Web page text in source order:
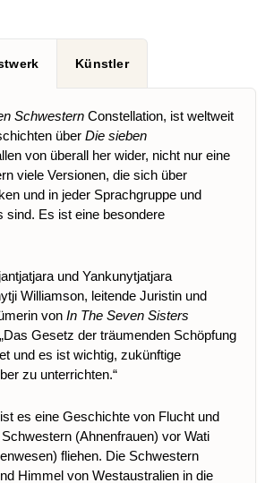
Künstler
Schwestern Constellation, ist weltweit
über Die sieben
von überall her wider, nicht nur eine
viele Versionen, die sich über
und in jeder Sprachgruppe und
sind. Es ist eine besondere
und Yankunytjatjara
Williamson, leitende Juristin und
von In The Seven Sisters
Gesetz der träumenden Schöpfung
und es ist wichtig, zukünftige
zu unterrichten.“
es eine Geschichte von Flucht und
(Ahnenfrauen) vor Wati
fliehen. Die Schwestern
Himmel von Westaustralien in die